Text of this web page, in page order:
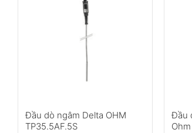
Đầu dò ngâm Delta OHM
TP35.5AF.5S
Đầu